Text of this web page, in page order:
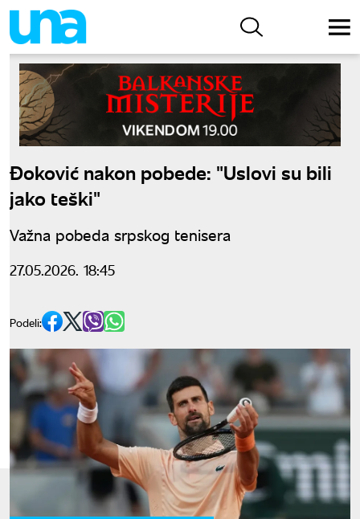
Đoković nakon pobede: "Uslovi su bili
jako teški"
Važna pobeda srpskog tenisera
27.05.2026. 18:45
Podeli: